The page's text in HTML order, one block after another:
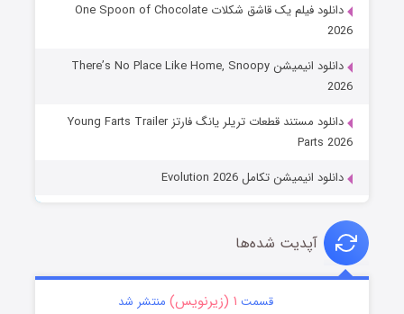
دانلود فیلم یک قاشق شکلات One Spoon of Chocolate
2026
دانلود انیمیشن There’s No Place Like Home, Snoopy
2026
دانلود مستند قطعات تریلر یانگ فارتز Young Farts Trailer
Parts 2026
دانلود انیمیشن تکامل Evolution 2026
آپدیت شده‌ها
قسمت ۱ (زیرنویس) منتشر شد